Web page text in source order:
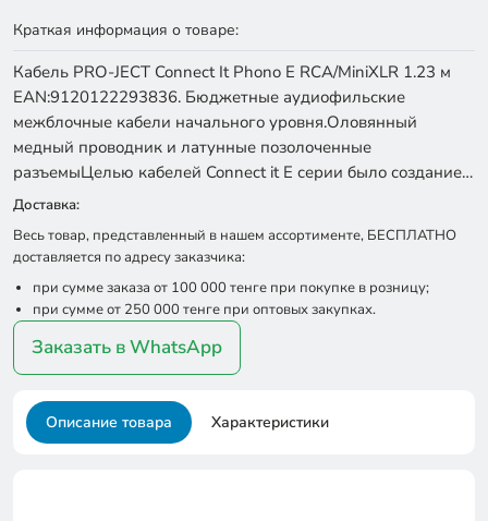
Краткая информация о товаре:
Кабель PRO-JECT Connect It Phono E RCA/MiniXLR 1.23 м
EAN:9120122293836. Бюджетные аудиофильские
межблочные кабели начального уровня.Оловянный
медный проводник и латунные позолоченные
разъемыЦелью кабелей Connect it E серии было создание…
Доставка:
Весь товар, представленный в нашем ассортименте, БЕСПЛАТНО
доставляется по адресу заказчика:
при сумме заказа от 100 000 тенге при покупке в розницу;
при сумме от 250 000 тенге при оптовых закупках.
Заказать в WhatsApp
Описание товара Характеристики